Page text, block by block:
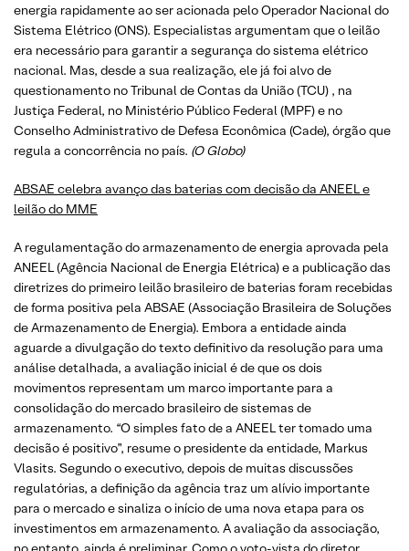
energia rapidamente ao ser acionada pelo Operador Nacional do
Sistema Elétrico (ONS). Especialistas argumentam que o leilão
era necessário para garantir a segurança do sistema elétrico
nacional. Mas, desde a sua realização, ele já foi alvo de
questionamento no Tribunal de Contas da União (TCU) , na
Justiça Federal, no Ministério Público Federal (MPF) e no
Conselho Administrativo de Defesa Econômica (Cade), órgão que
regula a concorrência no país. (O Globo)
ABSAE celebra avanço das baterias com decisão da ANEEL e
leilão do MME
A regulamentação do armazenamento de energia aprovada pela
ANEEL (Agência Nacional de Energia Elétrica) e a publicação das
diretrizes do primeiro leilão brasileiro de baterias foram recebidas
de forma positiva pela ABSAE (Associação Brasileira de Soluções
de Armazenamento de Energia). Embora a entidade ainda
aguarde a divulgação do texto definitivo da resolução para uma
análise detalhada, a avaliação inicial é de que os dois
movimentos representam um marco importante para a
consolidação do mercado brasileiro de sistemas de
armazenamento. “O simples fato de a ANEEL ter tomado uma
decisão é positivo”, resume o presidente da entidade, Markus
Vlasits. Segundo o executivo, depois de muitas discussões
regulatórias, a definição da agência traz um alívio importante
para o mercado e sinaliza o início de uma nova etapa para os
investimentos em armazenamento. A avaliação da associação,